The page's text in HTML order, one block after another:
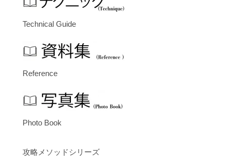
Technical Guide
Reference
Photo Book
攻略メソッドシリーズ